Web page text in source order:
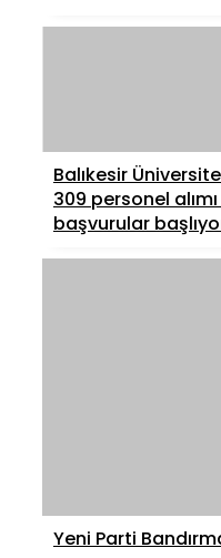
Balıkesir
309 personel
başvurular
Yeni Parti